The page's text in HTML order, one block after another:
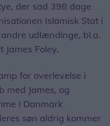
der sad 398 dage
Islamisk Stat i
udlændinge, bl.a.
Foley.
for overlevelse i
med James, og
i Danmark
søn aldrig kommer